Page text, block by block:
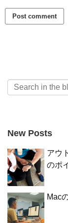
New Posts
アウ
のポ
Mac